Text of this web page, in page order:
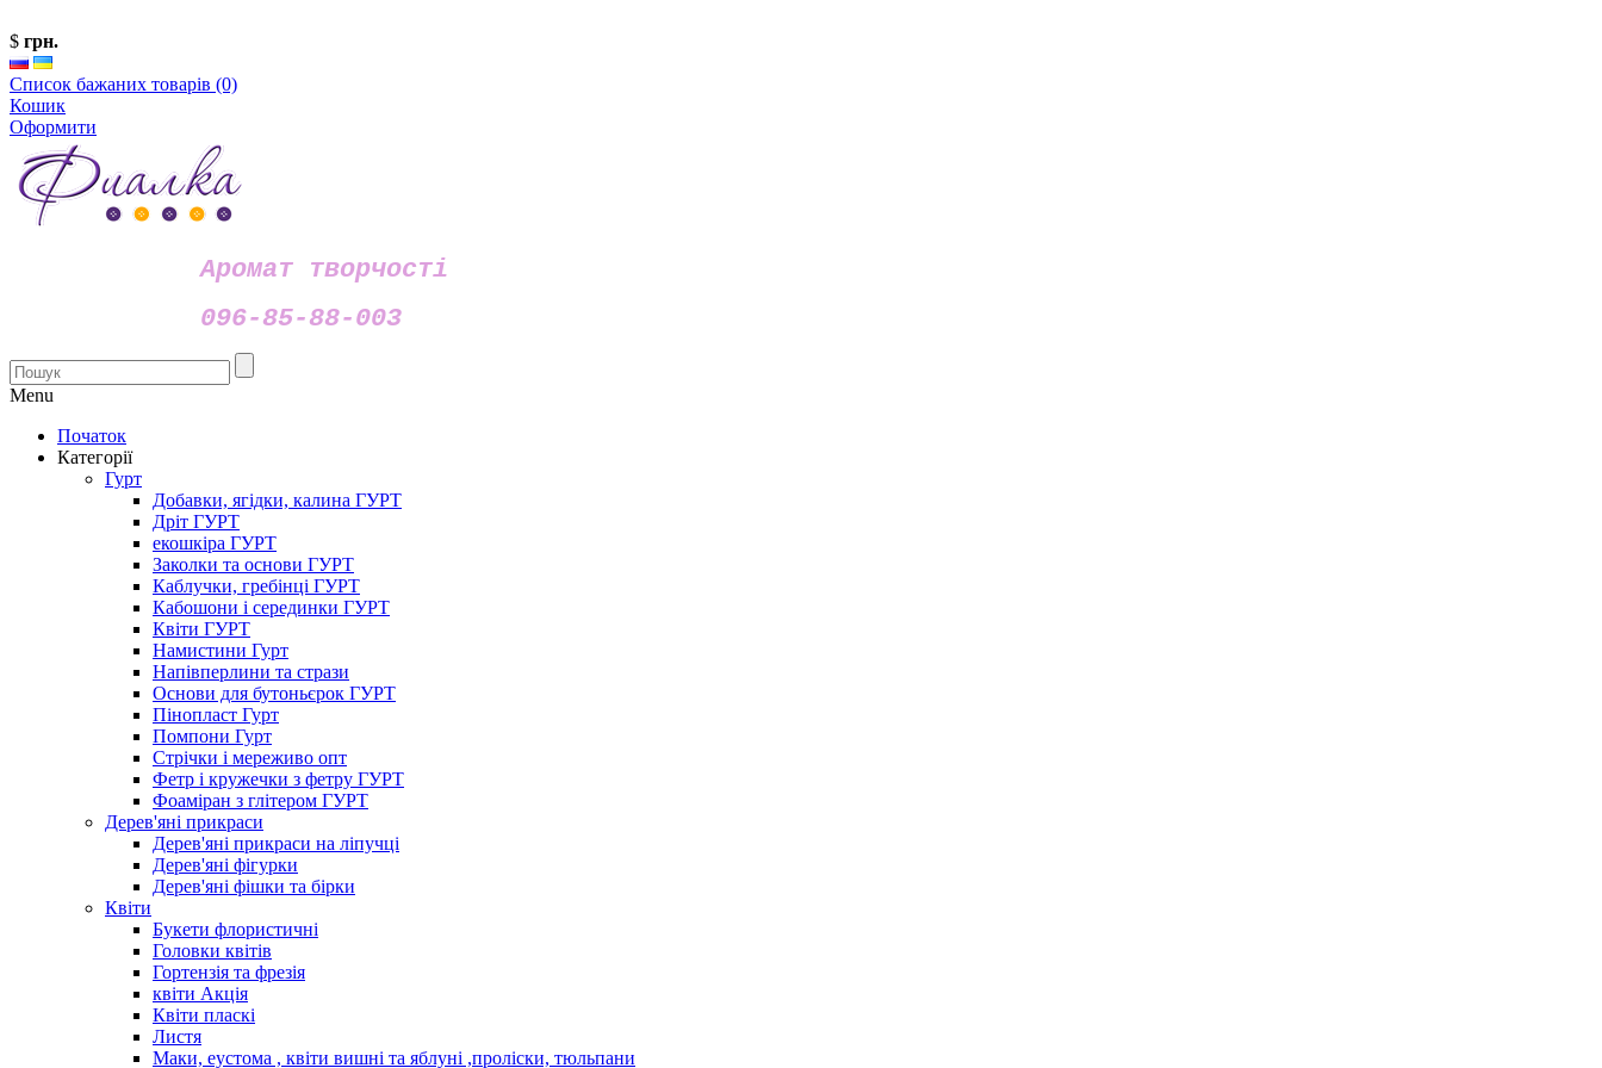
$ грн.
Список бажаних товарів (0)
Кошик
Оформити
Аромат творчості
096-85-88-003
Menu
Початок
Категорії
Гурт
Добавки, ягідки, калина ГУРТ
Дріт ГУРТ
екошкіра ГУРТ
Заколки та основи ГУРТ
Каблучки, гребінці ГУРТ
Кабошони і серединки ГУРТ
Квіти ГУРТ
Намистини Гурт
Напівперлини та стрази
Основи для бутоньєрок ГУРТ
Пінопласт Гурт
Помпони Гурт
Стрічки і мереживо опт
Фетр і кружечки з фетру ГУРТ
Фоаміран з глітером ГУРТ
Дерев'яні прикраси
Дерев'яні прикраси на ліпучці
Дерев'яні фігурки
Дерев'яні фішки та бірки
Квіти
Букети флористичні
Головки квітів
Гортензія та фрезія
квіти Акція
Квіти пласкі
Листя
Маки, еустома , квіти вишні та яблуні ,проліски, тюльпани